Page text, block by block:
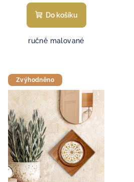
Do košíku
ručně malované
Zvýhodněno